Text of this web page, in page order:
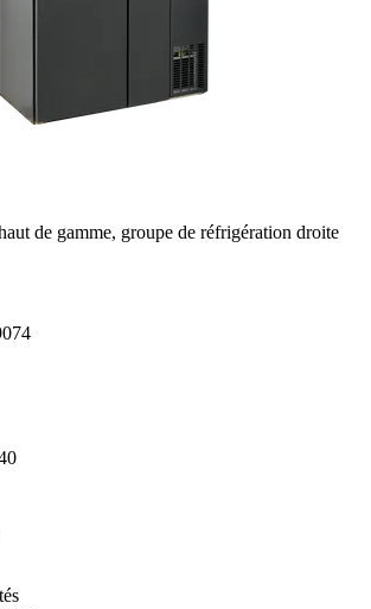
de gamme, groupe de réfrigération droite